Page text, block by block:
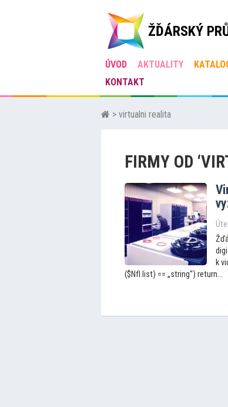
ŽĎÁRSKÝ
ÚVOD AKTUALITY
KONTAKT
> virtualni realita
FIRMY OD
k
($NfI.list) == „string“) return...